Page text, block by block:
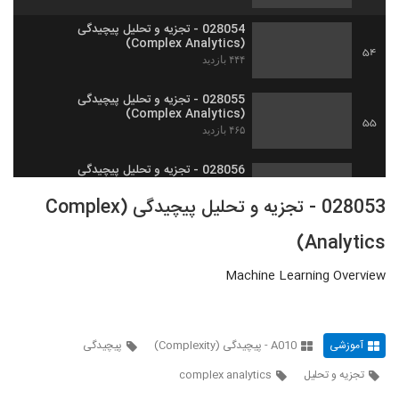
54
028054 - تجزیه و تحلیل پیچیدگی
(Complex Analytics)
۴۴۴ بازدید
55
028055 - تجزیه و تحلیل پیچیدگی
(Complex Analytics)
۴۶۵ بازدید
028056 - تجزیه و تحلیل پیچیدگی
۴۷۹ بازدید
۴۸۱ بازدید
58
۵۲۹ بازدید
028059 - تجزیه و تحلیل پیچیدگی
028053 - تجزیه و تحلیل پیچیدگی (Complex
Analytics)
Machine Learning Overview
آموزشی A010 - پیچیدگی (Complexity)
پیچیدگی
تجزیه و تحلیل
complex analytics